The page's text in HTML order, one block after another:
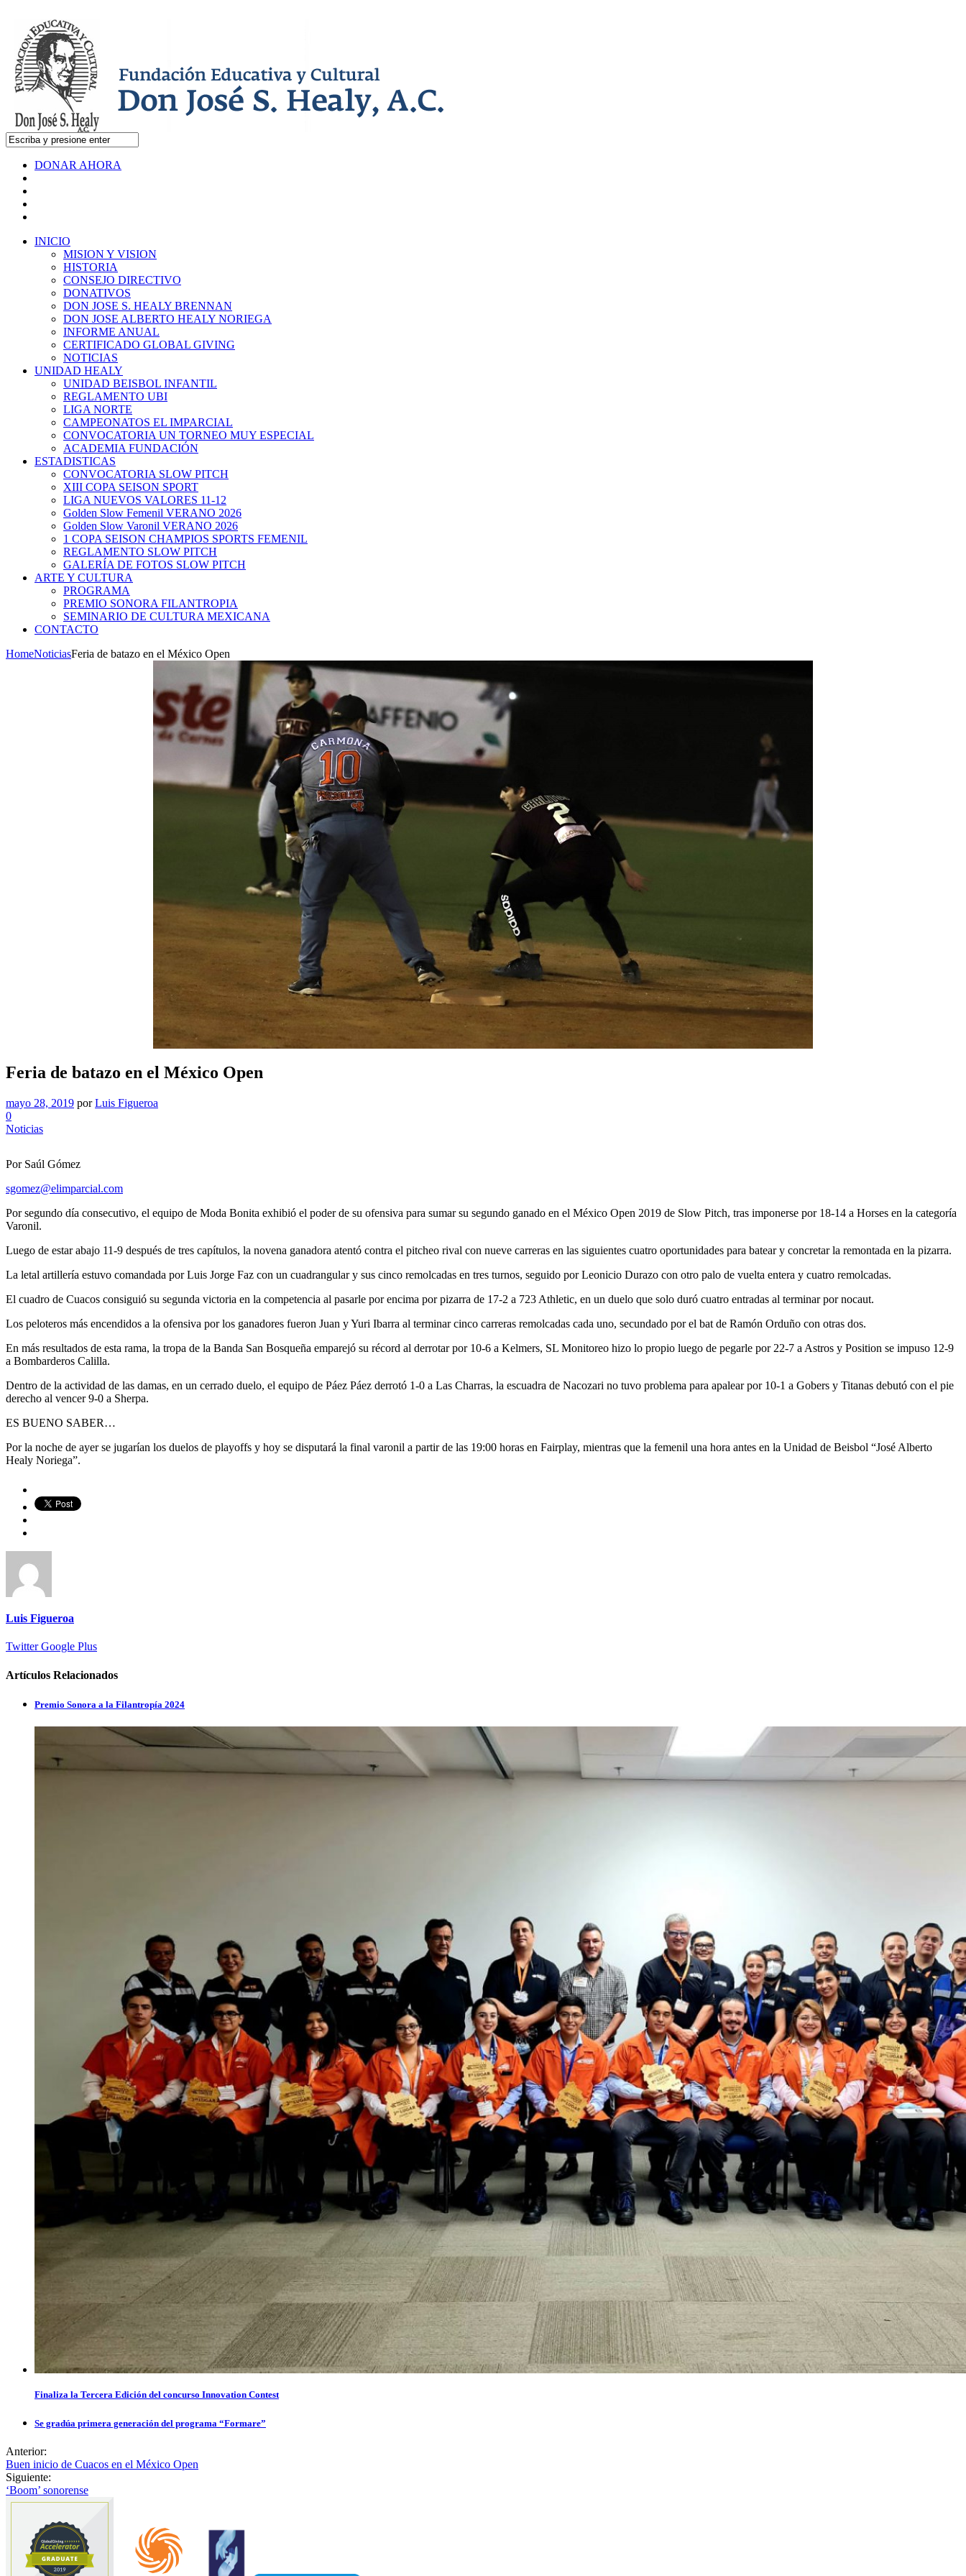
DONAR AHORA
INICIO
MISION Y VISION
HISTORIA
CONSEJO DIRECTIVO
DONATIVOS
DON JOSE S. HEALY BRENNAN
DON JOSE ALBERTO HEALY NORIEGA
INFORME ANUAL
CERTIFICADO GLOBAL GIVING
NOTICIAS
UNIDAD HEALY
UNIDAD BEISBOL INFANTIL
REGLAMENTO UBI
LIGA NORTE
CAMPEONATOS EL IMPARCIAL
CONVOCATORIA UN TORNEO MUY ESPECIAL
ACADEMIA FUNDACIÓN
ESTADISTICAS
CONVOCATORIA SLOW PITCH
XIII COPA SEISON SPORT
LIGA NUEVOS VALORES 11-12
Golden Slow Femenil VERANO 2026
Golden Slow Varonil VERANO 2026
1 COPA SEISON CHAMPIOS SPORTS FEMENIL
REGLAMENTO SLOW PITCH
GALERÍA DE FOTOS SLOW PITCH
ARTE Y CULTURA
PROGRAMA
PREMIO SONORA FILANTROPIA
SEMINARIO DE CULTURA MEXICANA
CONTACTO
HomeNoticiasFeria de batazo en el México Open
Feria de batazo en el México Open
mayo 28, 2019 porLuis Figueroa
0
Noticias
Por Saúl Gómez
sgomez@elimparcial.com
Por segundo día consecutivo, el equipo de Moda Bonita exhibió el poder de su ofensiva para sumar su segundo ganado en el México Open 2019 de Slow Pitch, tras imponerse por 18-14 a Horses en la categoría
Varonil.
Luego de estar abajo 11-9 después de tres capítulos, la novena ganadora atentó contra el pitcheo rival con nueve carreras en las siguientes cuatro oportunidades para batear y concretar la remontada en la pizarra.
La letal artillería estuvo comandada por Luis Jorge Faz con un cuadrangular y sus cinco remolcadas en tres turnos, seguido por Leonicio Durazo con otro palo de vuelta entera y cuatro remolcadas.
El cuadro de Cuacos consiguió su segunda victoria en la competencia al pasarle por encima por pizarra de 17-2 a 723 Athletic, en un duelo que solo duró cuatro entradas al terminar por nocaut.
Los peloteros más encendidos a la ofensiva por los ganadores fueron Juan y Yuri Ibarra al terminar cinco carreras remolcadas cada uno, secundado por el bat de Ramón Orduño con otras dos.
En más resultados de esta rama, la tropa de la Banda San Bosqueña emparejó su récord al derrotar por 10-6 a Kelmers, SL Monitoreo hizo lo propio luego de pegarle por 22-7 a Astros y Position se impuso 12-9
a Bombarderos Calilla.
Dentro de la actividad de las damas, en un cerrado duelo, el equipo de Páez Páez derrotó 1-0 a Las Charras, la escuadra de Nacozari no tuvo problema para apalear por 10-1 a Gobers y Titanas debutó con el pie
derecho al vencer 9-0 a Sherpa.
ES BUENO SABER…
Por la noche de ayer se jugarían los duelos de playoffs y hoy se disputará la final varonil a partir de las 19:00 horas en Fairplay, mientras que la femenil una hora antes en la Unidad de Beisbol “José Alberto
Healy Noriega”.
Luis Figueroa
TwitterGoogle Plus
Artículos Relacionados
Premio Sonora a la Filantropía 2024
Finaliza la Tercera Edición del concurso Innovation Contest
Se gradúa primera generación del programa “Formare”
Anterior:
Buen inicio de Cuacos en el México Open
Siguiente:
‘Boom’ sonorense